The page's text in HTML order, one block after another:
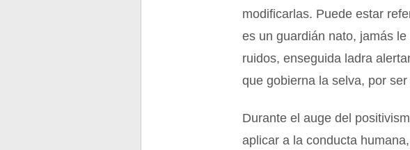
modificarlas. Puede estar
es un guardián nato, jamás
ruidos, enseguida ladra
que gobierna la selva, por
Durante el auge del
aplicar a la conducta